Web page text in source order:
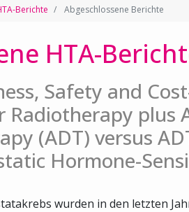
Berichte Abgeschlossene Berichte
HTA-
Safety and
Radiotherapy plus
(ADT) versus
Hormone-
wurden in den letzten